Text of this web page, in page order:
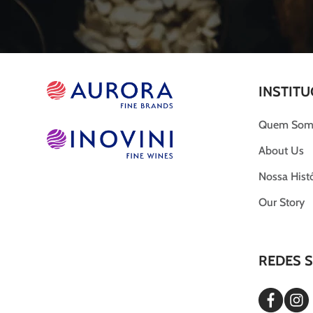
Quem
About Us
Nossa
Our Story
REDES